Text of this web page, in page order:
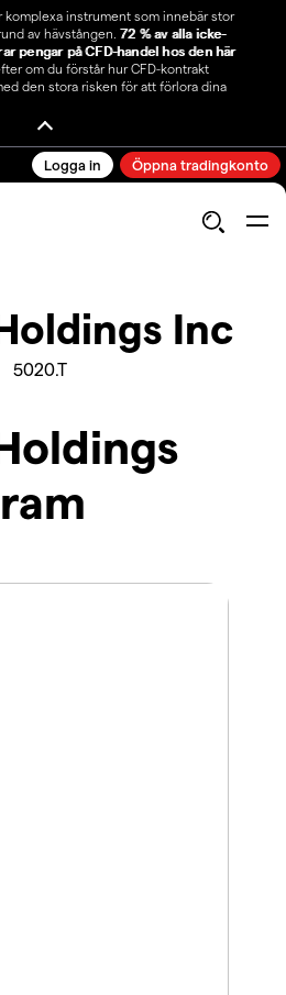
komplexa instrument som innebär stor
av hävstången. 72 % av alla icke-
pengar på CFD-handel hos den här
om du förstår hur CFD-kontrakt
den stora risken för att förlora dina
Logga in Öppna tradingkonto
Inc
5020.T